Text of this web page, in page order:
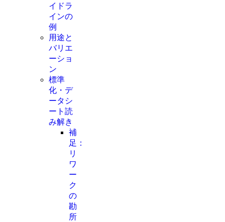
イドラ
インの
例
用途と
バリエ
ーショ
ン
標準
化・デ
ータシ
ート読
み解き
補
足：
リ
ワ
ー
ク
の
勘
所